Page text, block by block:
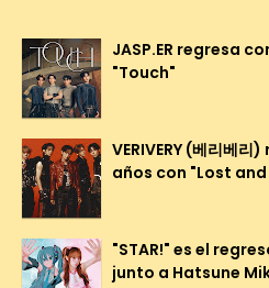
JASP.ER regresa
"Touch"
VERIVERY (베리베
años con "Lost
"STAR!" es el
junto a Hatsune